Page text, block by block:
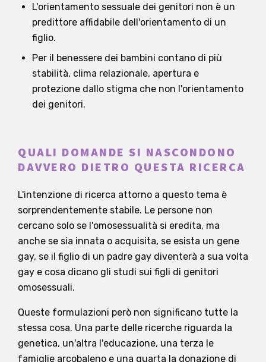
L'orientamento sessuale dei genitori non è un
predittore affidabile dell'orientamento di un
figlio.
Per il benessere dei bambini contano di più
stabilità, clima relazionale, apertura e
protezione dallo stigma che non l'orientamento
dei genitori.
QUALI DOMANDE SI NASCONDONO
DAVVERO DIETRO QUESTA RICERCA
L'intenzione di ricerca attorno a questo tema è
sorprendentemente stabile. Le persone non
cercano solo se l'omosessualità si eredita, ma
anche se sia innata o acquisita, se esista un gene
gay, se il figlio di un padre gay diventerà a sua volta
gay e cosa dicano gli studi sui figli di genitori
omosessuali.
Queste formulazioni però non significano tutte la
stessa cosa. Una parte delle ricerche riguarda la
genetica, un'altra l'educazione, una terza le
famiglie arcobaleno e una quarta la donazione di